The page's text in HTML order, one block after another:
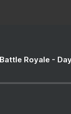
Royale -